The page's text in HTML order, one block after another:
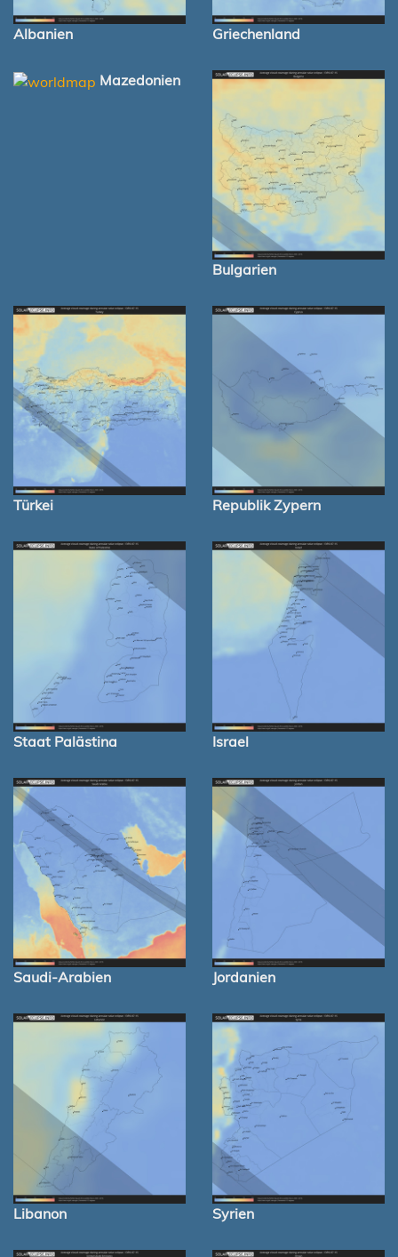
Albanien Griechenland
Mazedonien
Bulgarien
Türkei Republik Zypern
Staat Palästina Israel
Saudi-Arabien Jordanien
Libanon Syrien